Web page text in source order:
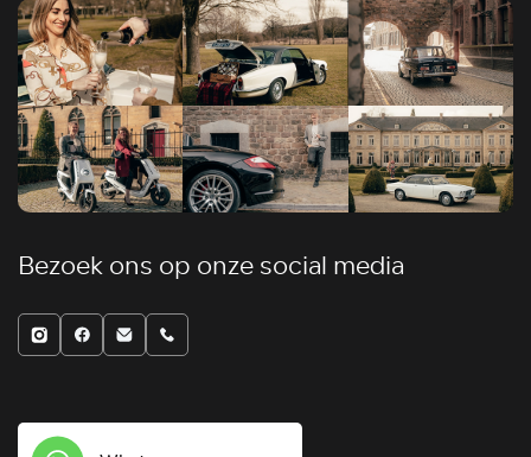
Bezoek ons op onze social media